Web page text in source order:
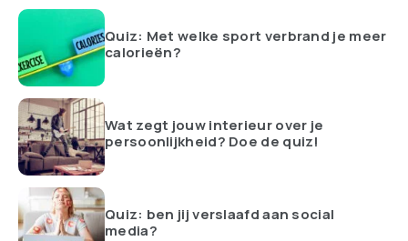
Quiz: Met welke sport verbrand je meer
calorieën?
Wat zegt jouw interieur over je
persoonlijkheid? Doe de quiz!
Quiz: ben jij verslaafd aan social
media?